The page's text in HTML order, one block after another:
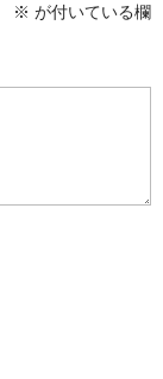
※ が付いている欄